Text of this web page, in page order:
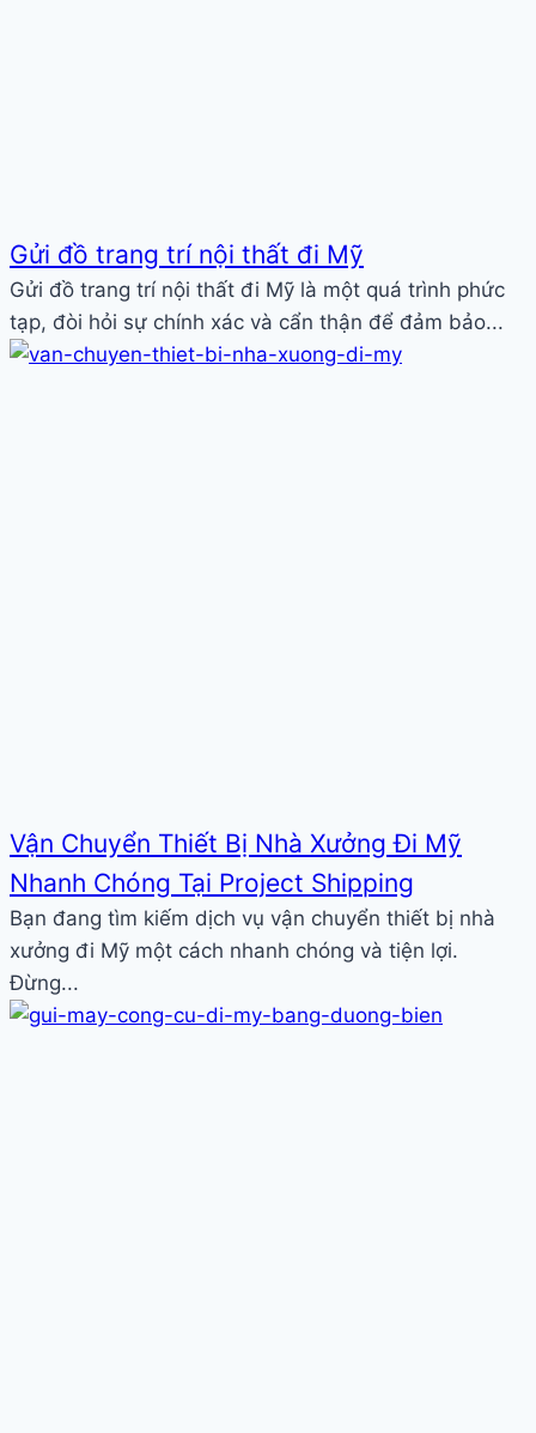
Gửi đồ trang trí nội thất đi Mỹ
Gửi đồ trang trí nội thất đi Mỹ là một quá trình phức
tạp, đòi hỏi sự chính xác và cẩn thận để đảm bảo...
Vận Chuyển Thiết Bị Nhà Xưởng Đi Mỹ
Nhanh Chóng Tại Project Shipping
Bạn đang tìm kiếm dịch vụ vận chuyển thiết bị nhà
xưởng đi Mỹ một cách nhanh chóng và tiện lợi.
Đừng...